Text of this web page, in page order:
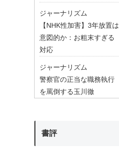
ジャーナリズム
【NHK性加害】3年放置は
意図的か：お粗末すぎる
対応
ジャーナリズム
警察官の正当な職務執行
を罵倒する玉川徹
書評